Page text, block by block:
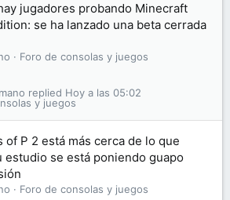
jugadores probando Minecraft
se ha lanzado una beta cerrada
Foro de consolas y juegos
y juegos
Hoy a las 05:02
of P 2 está más cerca de lo que
estudio se está poniendo guapo
Foro de consolas y juegos